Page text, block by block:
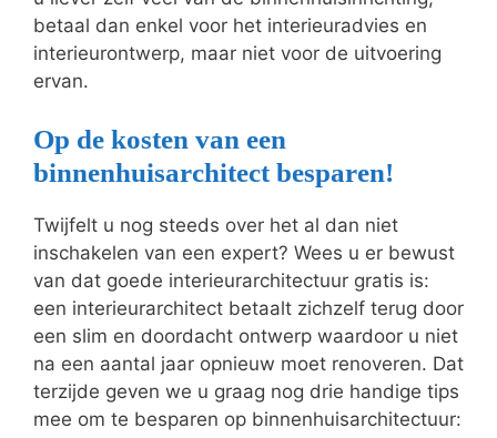
betaal dan enkel voor het interieuradvies en
interieurontwerp, maar niet voor de uitvoering
ervan.
Op de kosten van een
binnenhuisarchitect besparen!
Twijfelt u nog steeds over het al dan niet
inschakelen van een expert? Wees u er bewust
van dat goede interieurarchitectuur gratis is:
een interieurarchitect betaalt zichzelf terug door
een slim en doordacht ontwerp waardoor u niet
na een aantal jaar opnieuw moet renoveren. Dat
terzijde geven we u graag nog drie handige tips
mee om te besparen op binnenhuisarchitectuur: